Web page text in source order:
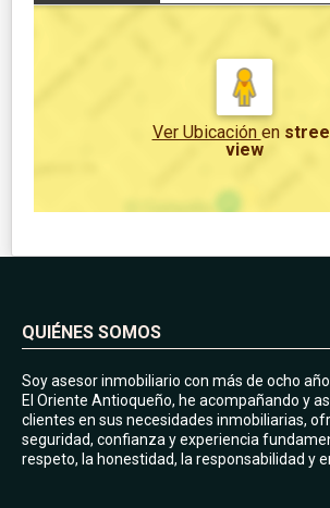
Ver Ubicación en
view
QUIÉNES SOMOS
Soy asesor inmobiliario con más de ocho
El Oriente Antioqueño, he acompañando y
clientes en sus necesidades inmobiliarias,
seguridad, confianza y experiencia
respeto, la honestidad, la responsabilidad y